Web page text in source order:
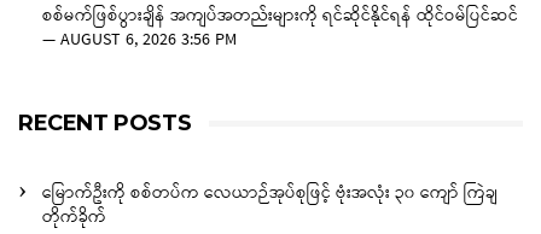
စစ်မက်ဖြစ်ပွားချိန် အကျပ်အတည်းများကို ရင်ဆိုင်နိုင်ရန် ထိုင်ဝမ်ပြင်ဆင်
—AUGUST 6, 2026 3:56 PM
RECENT POSTS
မြောက်ဦးကို စစ်တပ်က လေယာဉ်အုပ်စုဖြင့် ဗုံးအလုံး ၃၀ ကျော် ကြဲချ
တိုက်ခိုက်